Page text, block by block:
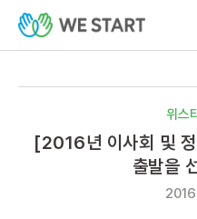
위스
[2016년 이사회 및
출발을